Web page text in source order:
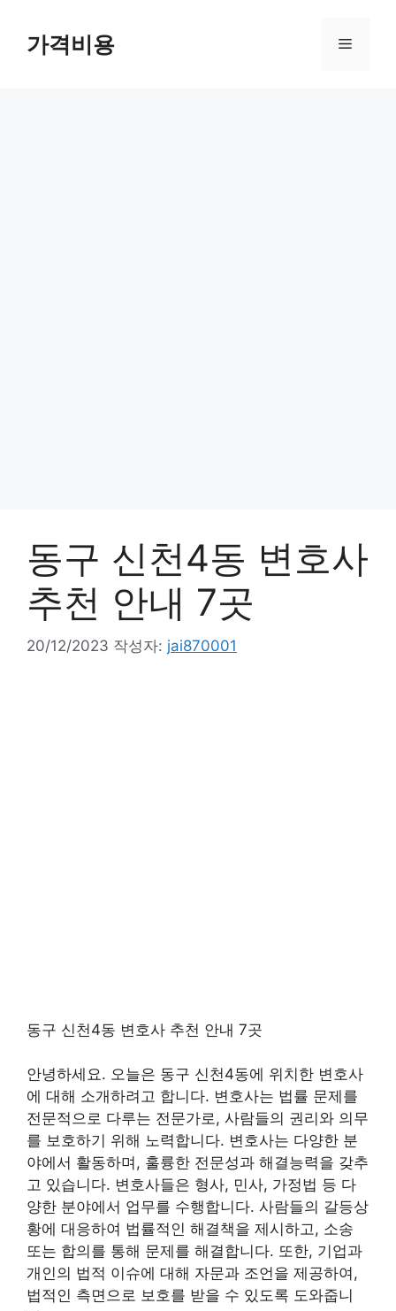
가격비용 메
동구 신천4동 변호사
추천 안내 7곳
20/12/2023 작성자: jai870001
동구 신천4동 변호사 추천 안내 7곳
안녕하세요. 오늘은 동구 신천4동에 위치한 변호사
에 대해 소개하려고 합니다. 변호사는 법률 문제를
전문적으로 다루는 전문가로, 사람들의 권리와 의무
를 보호하기 위해 노력합니다. 변호사는 다양한 분
야에서 활동하며, 훌륭한 전문성과 해결능력을 갖추
고 있습니다. 변호사들은 형사, 민사, 가정법 등 다
양한 분야에서 업무를 수행합니다. 사람들의 갈등상
황에 대응하여 법률적인 해결책을 제시하고, 소송
또는 합의를 통해 문제를 해결합니다. 또한, 기업과
개인의 법적 이슈에 대해 자문과 조언을 제공하여,
법적인 측면으로 보호를 받을 수 있도록 도와줍니